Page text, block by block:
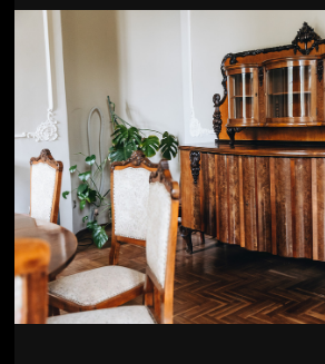
Jön még kép!